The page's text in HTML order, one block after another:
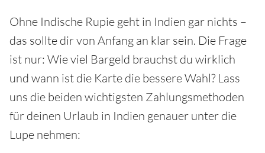
Ohne Indische Rupie geht in Indien gar nichts –
das sollte dir von Anfang an klar sein. Die Frage
ist nur: Wie viel Bargeld brauchst du wirklich
und wann ist die Karte die bessere Wahl? Lass
uns die beiden wichtigsten Zahlungsmethoden
für deinen Urlaub in Indien genauer unter die
Lupe nehmen: